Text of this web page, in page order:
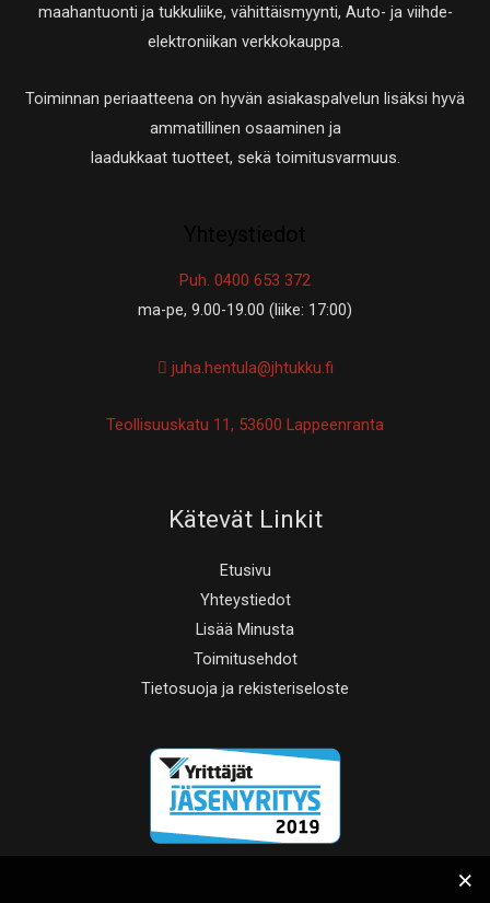
maahantuonti ja tukkuliike, vähittäismyynti, Auto- ja viihde-
elektroniikan verkkokauppa.
Toiminnan periaatteena on hyvän asiakaspalvelun lisäksi hyvä
ammatillinen osaaminen ja
laadukkaat tuotteet, sekä toimitusvarmuus.
Puh. 0400 653 372
ma-pe, 9.00-19.00 (liike: 17:00)
juha.hentula@jhtukku.fi
Teollisuuskatu 11, 53600 Lappeenranta
Kätevät Linkit
Etusivu
Yhteystiedot
Lisää Minusta
Toimitusehdot
Tietosuoja ja rekisteriseloste